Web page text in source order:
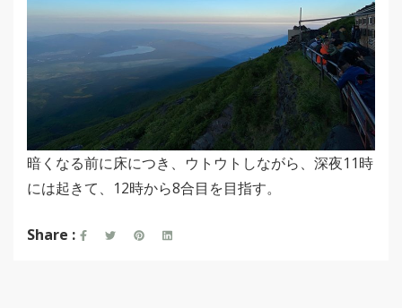
暗くなる前に床につき、ウトウトしながら、深夜11時
には起きて、12時から8合目を目指す。
Share :